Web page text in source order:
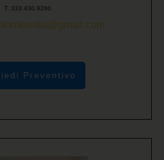
T. 333.430.9260
Preventivo